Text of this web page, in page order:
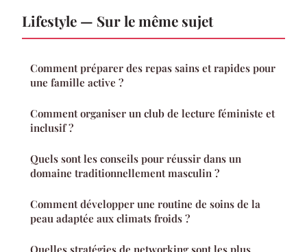
Lifestyle — Sur le même sujet
Comment préparer des repas sains et rapides pour
une famille active ?
Comment organiser un club de lecture féministe et
inclusif ?
Quels sont les conseils pour réussir dans un
domaine traditionnellement masculin ?
Comment développer une routine de soins de la
peau adaptée aux climats froids ?
Quelles stratégies de networking sont les plus